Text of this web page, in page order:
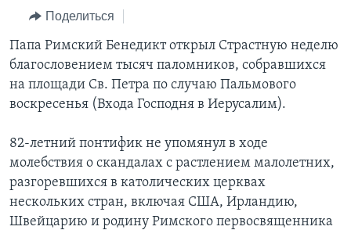
Перейти
поиск
ПОЧЕМУ ЭТО ВАЖНО?
ДИСКУССИЯ VOA
ДЕТАЛИ
НЬЮ-ЙОРК NEW YORK
А КАК В АМЕРИКЕ?
АРТЕФАКТЫ
АМЕРИКАНСКИЕ ГОРОДКИ
ТЕСТЫ
ФАКТЫ ПРОТИВ ФЕЙКОВ
ЗА СВОБОДУ ПРЕССЫ
УЧИМ АНГЛИЙСКИЙ
ВИДЕО
Learning English
СОЦИАЛЬНЫЕ СЕТИ
Поделиться
Папа Римский Бенедикт открыл Страстную неделю
благословением тысяч паломников, собравшихся
на площади Св. Петра по случаю Пальмового
воскресенья (Входа Господня в Иерусалим).
82-летний понтифик не упомянул в ходе
молебствия о скандалах с растлением малолетних,
разгоревшихся в католических церквах
нескольких стран, включая США, Ирландию,
Швейцарию и родину Римского первосвященника